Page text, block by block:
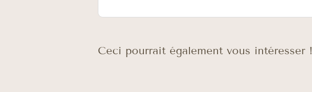
Ceci pourrait également vous intéresser !